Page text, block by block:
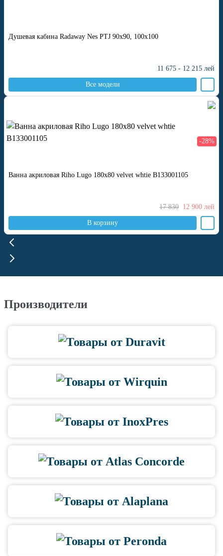
Душевая кабина Radaway Nes PTJ 90x90, 100x100
11 675 - 12 215 лей
Все модели
-28%
Ванна акриловая Riho Lugo 180x80 velvet whtie B133001105
17 830 12 900 лей
В корзину
Производители